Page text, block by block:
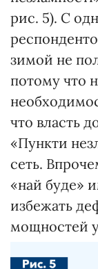
рис. 5). С
зимой не
потому что
что власть
«Пункти
сеть.
«най буде»
избежать
мощностей